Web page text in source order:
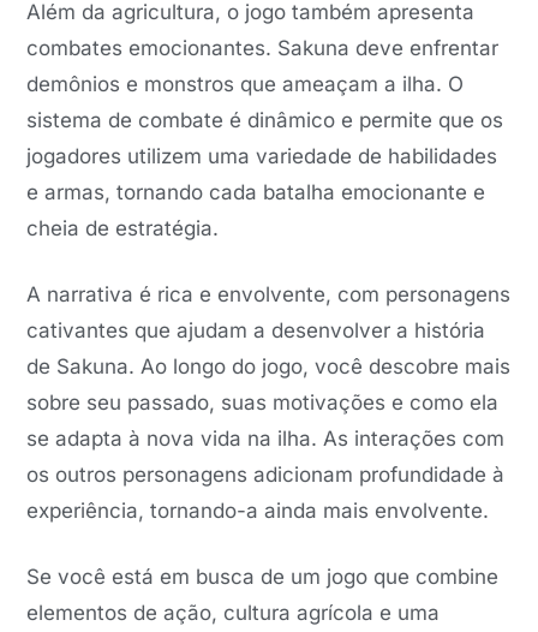
Além da agricultura, o jogo também apresenta
combates emocionantes. Sakuna deve enfrentar
demônios e monstros que ameaçam a ilha. O
sistema de combate é dinâmico e permite que os
jogadores utilizem uma variedade de habilidades
e armas, tornando cada batalha emocionante e
cheia de estratégia.
A narrativa é rica e envolvente, com personagens
cativantes que ajudam a desenvolver a história
de Sakuna. Ao longo do jogo, você descobre mais
sobre seu passado, suas motivações e como ela
se adapta à nova vida na ilha. As interações com
os outros personagens adicionam profundidade à
experiência, tornando-a ainda mais envolvente.
Se você está em busca de um jogo que combine
elementos de ação, cultura agrícola e uma